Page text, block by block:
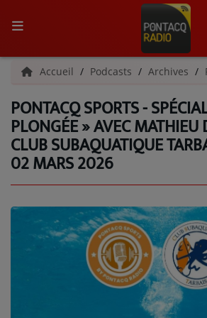
ACCUEIL
RADIO
QUI SOMMES-NOUS ?
L'ÉQUIPE
C'ÉTAIT QUOI CE TITRE ?
PODCASTS - SAISON 2026/2027
Accueil Podcasts Archives
PONTACQ SPORTS -
PLONGÉE » AVEC MATHIEU
CLUB SUBAQUATIQUE
02 MARS 2026